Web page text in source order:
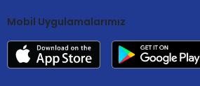
Mobil Uygulamalarımız